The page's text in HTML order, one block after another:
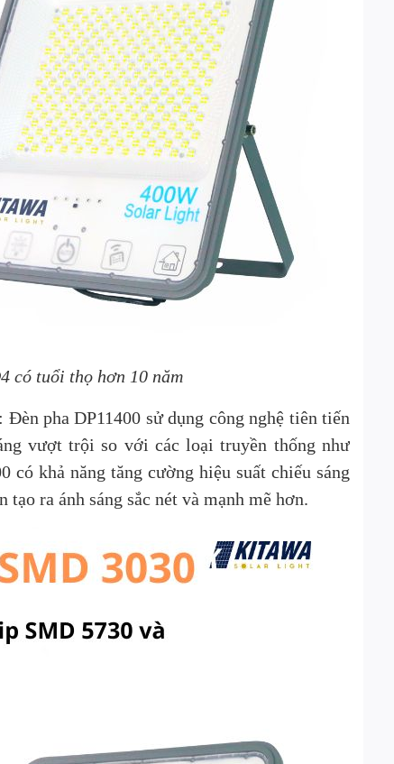
có tuổi thọ hơn 10 năm
pha DP11400 sử dụng công nghệ tiên tiến
vượt trội so với các loại truyền thống như
có khả năng tăng cường hiệu suất chiếu sáng
ra ánh sáng sắc nét và mạnh mẽ hơn.